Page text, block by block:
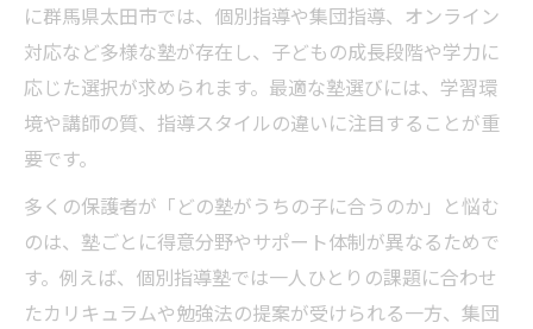
に群馬県太田市では、個別指導や集団指導、オンライン
対応など多様な塾が存在し、子どもの成長段階や学力に
応じた選択が求められます。最適な塾選びには、学習環
境や講師の質、指導スタイルの違いに注目することが重
要です。
多くの保護者が「どの塾がうちの子に合うのか」と悩む
のは、塾ごとに得意分野やサポート体制が異なるためで
す。例えば、個別指導塾では一人ひとりの課題に合わせ
たカリキュラムや勉強法の提案が受けられる一方、集団